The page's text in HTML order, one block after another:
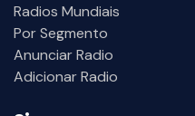
Radios Mundiais
Por Segmento
Anunciar Radio
Adicionar Radio